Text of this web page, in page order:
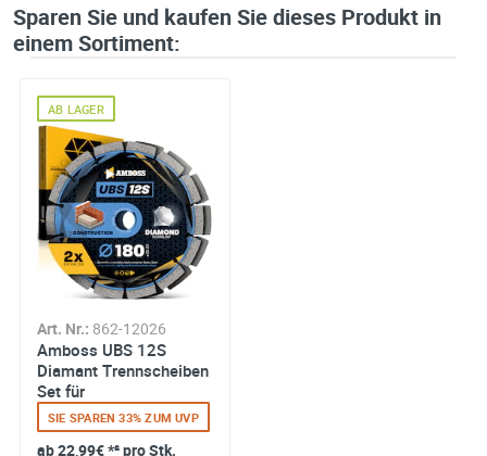
Sparen Sie und kaufen Sie dieses Produkt in
einem Sortiment:
Art. Nr.: 862-12026
Amboss UBS 12S
Diamant Trennscheiben
Set für
Mauerschlitzfräse (2
Stück) - 18...
AB LAGER
SIE SPAREN 33% ZUM UVP
ab22,99€*² pro Stk.